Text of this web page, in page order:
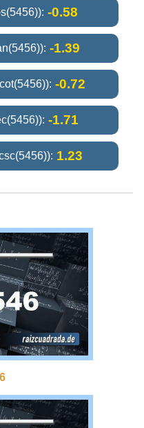
-0.58
-1.39
-0.72
-1.71
1.23